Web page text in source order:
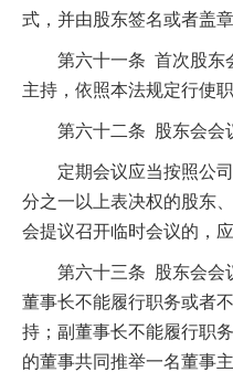
式，并由股东签名或者盖
第六十一条 首次股东
主持，依照本法规定行使职
第六十二条 股东会会议
定期会议应当按照公司
分之一以上表决权的股东
会提议召开临时会议的，
第六十三条 股东会会议
董事长不能履行职务或者
持；副董事长不能履行职
的董事共同推举一名董事主